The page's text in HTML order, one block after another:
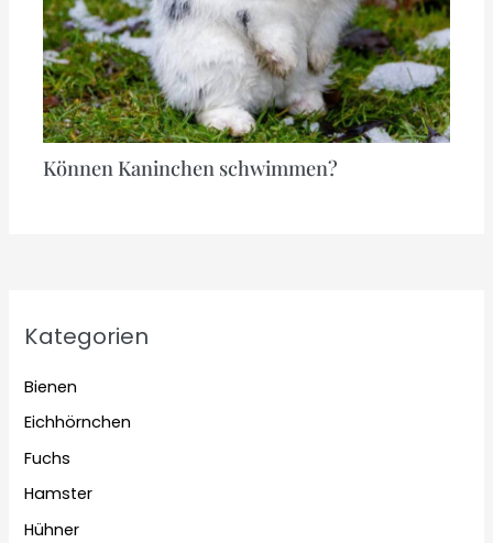
Können Kaninchen schwimmen?
Kategorien
Bienen
Eichhörnchen
Fuchs
Hamster
Hühner